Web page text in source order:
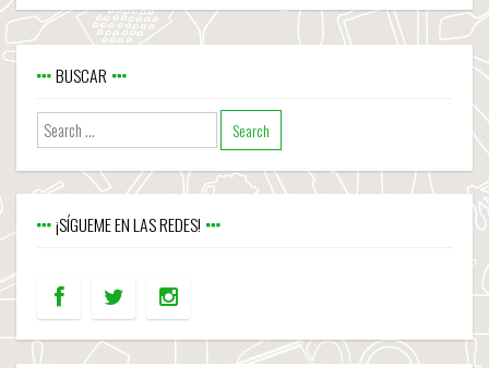
BUSCAR
¡SÍGUEME EN LAS REDES!